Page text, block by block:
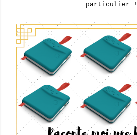
particulier !